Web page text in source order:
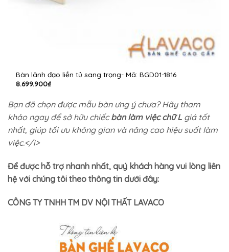
Bàn lãnh đạo liền tủ sang trọng- Mã: BGD01-1816
8.699.900₫
Bạn đã chọn được mẫu bàn ưng ý chưa? Hãy tham
khảo ngay để sở hữu chiếcbàn làm việc chữ L giá tốt
nhất, giúp tối ưu không gian và nâng cao hiệu suất làm
việc.</i>
Để được hỗ trợ nhanh nhất, quý khách hàng vui lòng liên
hệ với chúng tôi theo thông tin dưới đây:
CÔNG TY TNHH TM DV NỘI THẤT LAVACO